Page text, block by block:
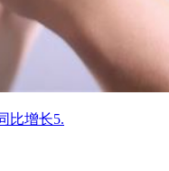
比增长5.